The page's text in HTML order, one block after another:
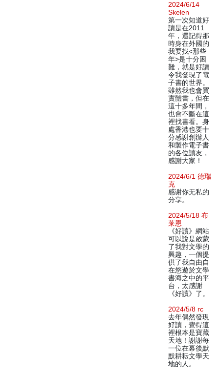
2024/6/14
Skelen
第一次知道好
讀是在2011
年，還記得那
時身在外國的
我要找<那些
年>是十分困
難，就是好讀
令我發現了電
子書的世界。
雖然我也會買
實體書，但在
這十多年間，
也會不斷在這
裡找書看。身
處香港也要十
分感謝創辦人
和製作電子書
的各位讀友，
感謝大家！
2024/6/1 德瑞
克
感谢你无私的
分享。
2024/5/18 布
莱恩
《好讀》網站
可以說是啟蒙
了我對文學的
興趣，一個提
供了我自由自
在悠遊於文學
書海之中的平
台，太感謝
《好讀》了。
2024/5/8 rc
去年偶然發現
好讀，覺得這
裡根本是寶藏
天地！謝謝每
一位在幕後默
默耕耘文學天
地的人。